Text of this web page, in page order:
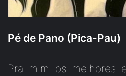
Pé de Pano (Pica-Pau)
Pra mim os melhores